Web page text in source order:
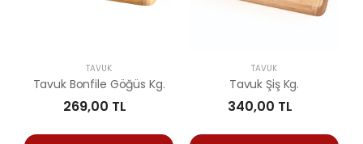
TAVUK
Tavuk Bonfile Göğüs Kg.
269,00 TL
TAVUK
Tavuk Şiş Kg.
340,00 TL